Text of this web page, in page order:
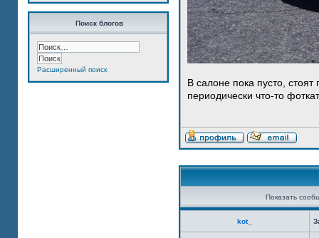
Поиск блогов
Расширенный поиск
В салоне пока пусто,
периодически что-то
Показать
kot_